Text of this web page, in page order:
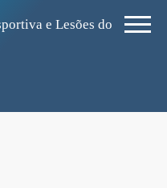
e Lesões do